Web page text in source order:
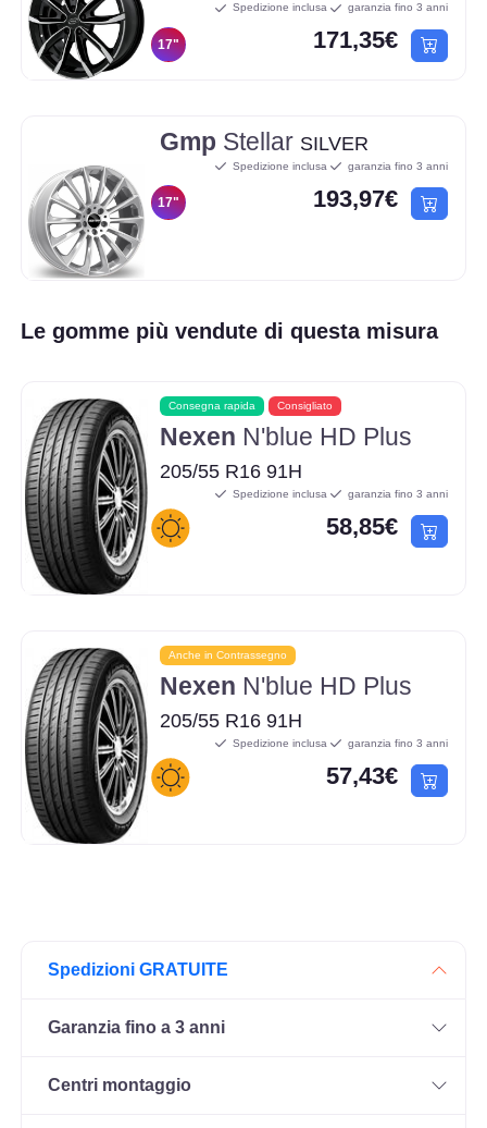
17"
Spedizione inclusa garanzia fino 3 anni
171,35€
Gmp Stellar SILVER
17"
Spedizione inclusa garanzia fino 3 anni
193,97€
Le gomme più vendute di questa misura
Consegna rapida Consigliato
Nexen N'blue HD Plus
205/55 R16 91H
Spedizione inclusa garanzia fino 3 anni
58,85€
Anche in Contrassegno
Nexen N'blue HD Plus
205/55 R16 91H
Spedizione inclusa garanzia fino 3 anni
57,43€
Spedizioni GRATUITE
Garanzia fino a 3 anni
Centri montaggio